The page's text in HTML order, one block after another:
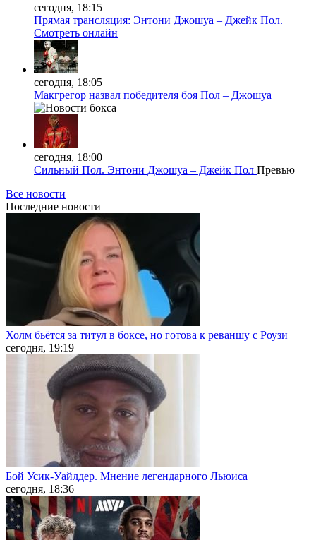
сегодня, 18:15
Прямая трансляция: Энтони Джошуа – Джейк Пол.
Смотреть онлайн
сегодня, 18:05
Макгрегор назвал победителя боя Пол – Джошуа
сегодня, 18:00
Сильный Пол. Энтони Джошуа – Джейк Пол Превью
Все новости
Последние новости
Холм бьётся за титул в боксе, но готова к реваншу с Роузи
сегодня, 19:19
Бой Усик-Уайлдер. Мнение легендарного Льюиса
сегодня, 18:36